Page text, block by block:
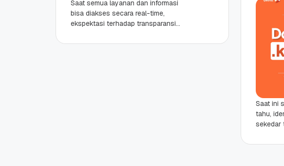
Saat semua layanan dan informasi
bisa diakses secara real-time,
ekspektasi terhadap transparansi
Koperasi yang dulu identik dengan
Saat ini
tahu,
sekedar
usaha